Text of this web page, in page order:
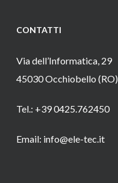
CONTATTI
Via dell’Informatica, 29
45030 Occhiobello (RO)
Tel.: +39 0425.762450
Email: info@ele-tec.it